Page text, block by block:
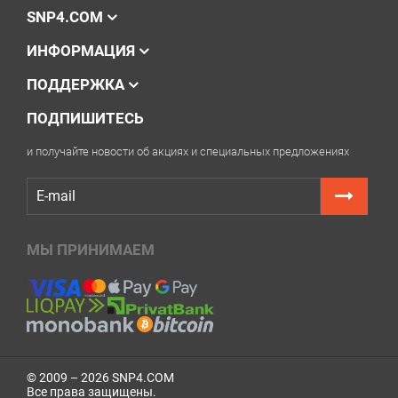
SNP4.COM
ИНФОРМАЦИЯ
ПОДДЕРЖКА
ПОДПИШИТЕСЬ
и получайте новости об акциях и специальных предложениях
МЫ ПРИНИМАЕМ
© 2009 – 2026 SNP4.COM
Все права защищены.